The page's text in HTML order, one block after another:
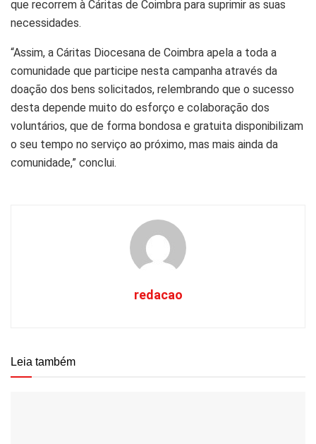
que recorrem à Cáritas de Coimbra para suprimir as suas
necessidades.
“Assim, a Cáritas Diocesana de Coimbra apela a toda a
comunidade que participe nesta campanha através da
doação dos bens solicitados, relembrando que o sucesso
desta depende muito do esforço e colaboração dos
voluntários, que de forma bondosa e gratuita disponibilizam
o seu tempo no serviço ao próximo, mas mais ainda da
comunidade,” conclui.
redacao
Leia também